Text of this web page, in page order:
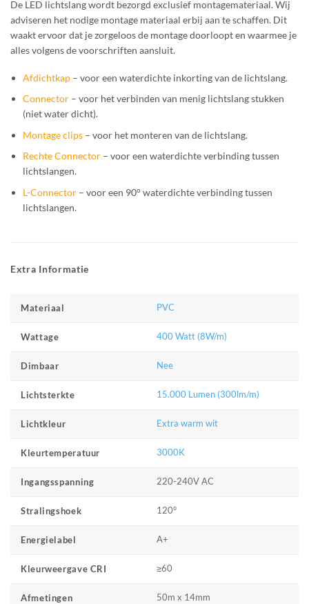
De LED lichtslang wordt bezorgd exclusief montagemateriaal. Wij
adviseren het nodige montage materiaal erbij aan te schaffen. Dit
waakt ervoor dat je zorgeloos de montage doorloopt en waarmee je
alles volgens de voorschriften aansluit.
Afdichtkap – voor een waterdichte inkorting van de lichtslang.
Connector – voor het verbinden van menig lichtslang stukken
(niet water dicht).
Montage clips – voor het monteren van de lichtslang.
Rechte Connector – voor een waterdichte verbinding tussen
lichtslangen.
L-Connector – voor een 90° waterdichte verbinding tussen
lichtslangen.
Extra Informatie
Materiaal PVC
Wattage 400 Watt (8W/m)
Dimbaar Nee
Lichtsterkte 15.000 Lumen (300lm/m)
Lichtkleur Extra warm wit
Kleurtemperatuur 3000K
Ingangsspanning 220-240V AC
Stralingshoek 120°
Energielabel A+
Kleurweergave CRI ≥60
Afmetingen 50m x 14mm